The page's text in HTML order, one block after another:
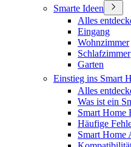
Smarte Ideen
Alles
Eingang
Wohnzimmer
Schlafzimmer
Garten
Einstieg ins Smart
Alles
Was ist ein
Smart Home
Häufige
Smart Home